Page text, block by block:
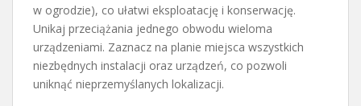
w ogrodzie), co ułatwi eksploatację i konserwację.
Unikaj przeciążania jednego obwodu wieloma
urządzeniami. Zaznacz na planie miejsca wszystkich
niezbędnych instalacji oraz urządzeń, co pozwoli
uniknąć nieprzemyślanych lokalizacji.